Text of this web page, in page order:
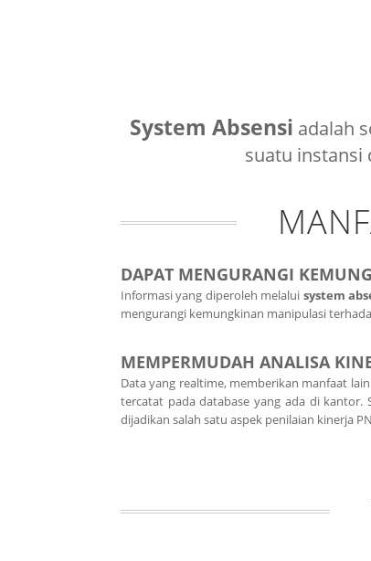
System Absensi adalah
suatu instansi
DAPAT MENGURANGI
Informasi yang diperoleh melalui system
mengurangi kemungkinan manipulasi
MEMPERMUDAH ANALISA
Data yang realtime, memberikan manfaat
tercatat pada database yang ada di kantor.
dijadikan salah satu aspek penilaian kinerja